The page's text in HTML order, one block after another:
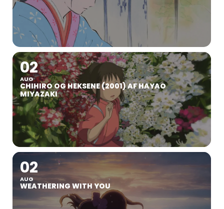
02
AUG
CHIHIRO OG HEKSENE (2001) AF HAYAO
MIYAZAKI
02
AUG
WEATHERING WITH YOU